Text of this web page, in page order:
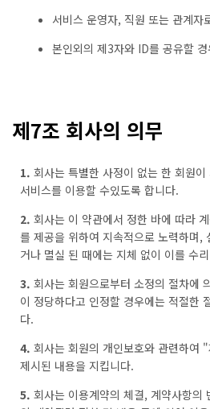
서비스 운영자, 직원 또는 관계자
본인외의 제3자와 ID를 공유할
제7조 회사의 의무
1. 회사는 특별한 사정이 없는 한 회원
서비스를 이용할 수있도록 합니다.
2. 회사는 이 약관에서 정한 바에 따라
를 제공을 위하여 지속적으로 노력하며,
거나 멸실 된 때에는 지체 없이 이를 수
3. 회사는 회원으로부터 소정의 절차에
이 정당하다고 인정할 경우에는 적절한
다.
4. 회사는 회원의 개인보호와 관련하여
제시된 내용을 지킵니다.
5. 회사는 이용계약의 체결, 계약사항의